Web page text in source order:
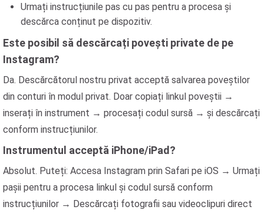
Urmați instrucțiunile pas cu pas pentru a procesa și
descărca conținut pe dispozitiv.
Este posibil să descărcați povești private de pe
Instagram?
Da. Descărcătorul nostru privat acceptă salvarea poveștilor
din conturi în modul privat. Doar copiați linkul poveștii →
inserați în instrument → procesați codul sursă → și descărcați
conform instrucțiunilor.
Instrumentul acceptă iPhone/iPad?
Absolut. Puteți: Accesa Instagram prin Safari pe iOS → Urmați
pașii pentru a procesa linkul și codul sursă conform
instrucțiunilor → Descărcați fotografii sau videoclipuri direct